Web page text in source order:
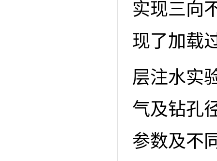
实现三向
现了加载
层注水实
气及钻孔
参数及不